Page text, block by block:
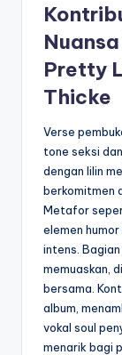
Pretty
Thicke
Verse
tone seksi
dengan lilin
berkomitmen
Metafor
elemen
intens.
memuaskan,
bersama.
album,
vokal soul
menarik bagi